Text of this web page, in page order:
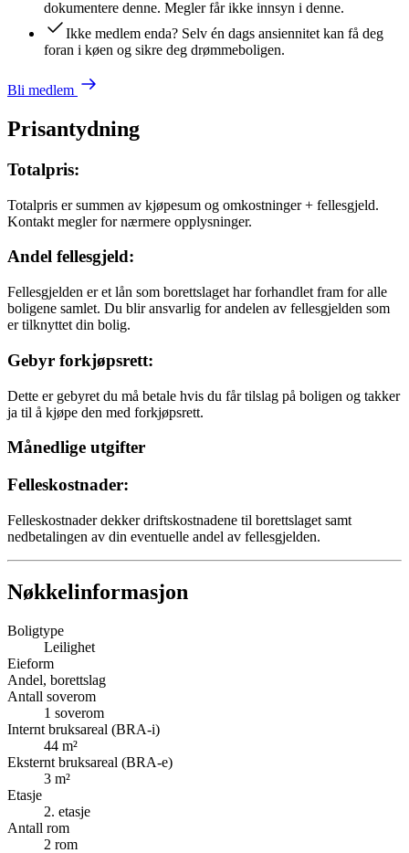
dokumentere denne. Megler får ikke innsyn i denne.
Ikke medlem enda? Selv én dags ansiennitet kan få deg
foran i køen og sikre deg drømmeboligen.
Bli medlem
Prisantydning
Totalpris:
Totalpris er summen av kjøpesum og omkostninger + fellesgjeld.
Kontakt megler for nærmere opplysninger.
Andel fellesgjeld:
Fellesgjelden er et lån som borettslaget har forhandlet fram for alle
boligene samlet. Du blir ansvarlig for andelen av fellesgjelden som
er tilknyttet din bolig.
Gebyr forkjøpsrett:
Dette er gebyret du må betale hvis du får tilslag på boligen og takker
ja til å kjøpe den med forkjøpsrett.
Månedlige utgifter
Felleskostnader:
Felleskostnader dekker driftskostnadene til borettslaget samt
nedbetalingen av din eventuelle andel av fellesgjelden.
Nøkkelinformasjon
Boligtype
Leilighet
Eieform
Andel, borettslag
Antall soverom
1 soverom
Internt bruksareal (BRA-i)
44 m²
Eksternt bruksareal (BRA-e)
3 m²
Etasje
2. etasje
Antall rom
2 rom